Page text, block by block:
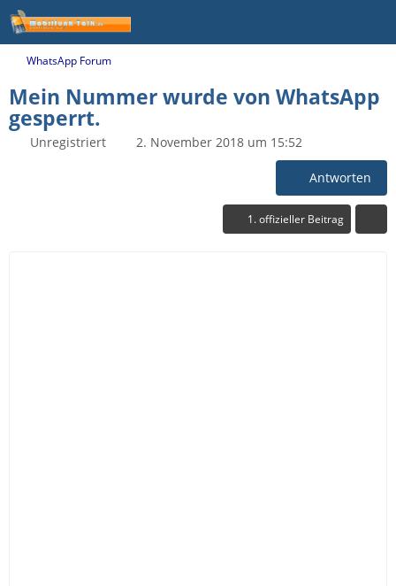
WhatsApp Forum
Mein Nummer wurde von WhatsApp
gesperrt.
Unregistriert 2. November 2018 um 15:52
Antworten
1. offizieller Beitrag